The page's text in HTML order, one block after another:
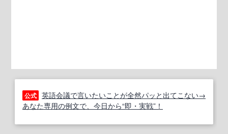
公式 英語会議で言いたいことが全然パッと出てこない→
あなた専用の例文で、今日から“即・実戦”！